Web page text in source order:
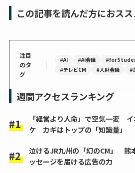
この記事を読んだ方におス
注目
のタ
グ
｜ #AI #AI会議
#テレビCM
#人財会議 #
週間アクセスランキング
「経営より人命」で空気一変
ケ カギはトップの「知識量」
泣けるJR九州の「幻のCM」 熊
ッセージを届ける広告の力